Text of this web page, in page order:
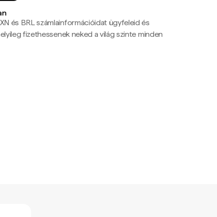
és BRL számlainformációidat ügyfeleid és
fizethessenek neked a világ szinte minden